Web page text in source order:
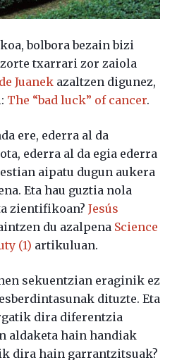
bolbora bezain bizi
txarrari zor zaiola
Juanek azaltzen digunez,
The “bad luck” of cancer.
ere, ederra al da
ederra al da egia ederra
aipatu dugun aukera
Eta hau guztia nola
zientifikoan? Jesús
du azalpena Science
(1) artikuluan.
sekuentzian eraginik ez
dituzte. Eta
dira diferentzia
aldaketa hain handiak
dira hain garrantzitsuak?